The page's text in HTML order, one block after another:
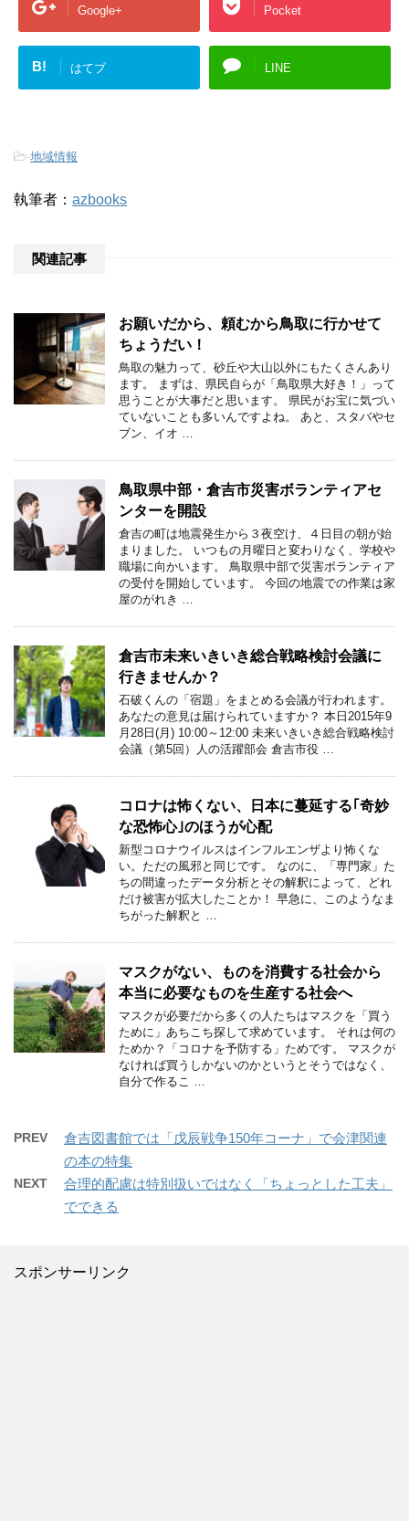
Google+ Pocket
B! はてブ LINE
-地域情報
執筆者： azbooks
関連記事
お願いだから、頼むから鳥取に行かせて
ちょうだい！
鳥取の魅力って、砂丘や大山以外にもたくさんあり
ます。 まずは、県民自らが「鳥取県大好き！」って
思うことが大事だと思います。 県民がお宝に気づい
ていないことも多いんですよね。 あと、スタバやセ
ブン、イオ …
鳥取県中部・倉吉市災害ボランティアセ
ンターを開設
倉吉の町は地震発生から３夜空け、４日目の朝が始
まりました。 いつもの月曜日と変わりなく、学校や
職場に向かいます。 鳥取県中部で災害ボランティア
の受付を開始しています。 今回の地震での作業は家
屋のがれき …
倉吉市未来いきいき総合戦略検討会議に
行きませんか？
石破くんの「宿題」をまとめる会議が行われます。
あなたの意見は届けられていますか？ 本日2015年9
月28日(月) 10:00～12:00 未来いきいき総合戦略検討
会議（第5回）人の活躍部会 倉吉市役 …
コロナは怖くない、日本に蔓延する｢奇妙
な恐怖心｣のほうが心配
新型コロナウイルスはインフルエンザより怖くな
い。ただの風邪と同じです。 なのに、「専門家」た
ちの間違ったデータ分析とその解釈によって、どれ
だけ被害が拡大したことか！ 早急に、このようなま
ちがった解釈と …
マスクがない、ものを消費する社会から
本当に必要なものを生産する社会へ
マスクが必要だから多くの人たちはマスクを「買う
ために」あちこち探して求めています。 それは何の
ためか？「コロナを予防する」ためです。 マスクが
なければ買うしかないのかというとそうではなく、
自分で作るこ …
PREV
倉吉図書館では「戊辰戦争150年コーナ」で会津関連
の本の特集
NEXT
合理的配慮は特別扱いではなく「ちょっとした工夫」
でできる
スポンサーリンク